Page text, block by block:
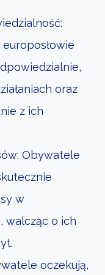
oraz
z ich
Obywatele
w
walcząc o ich
oczekują,